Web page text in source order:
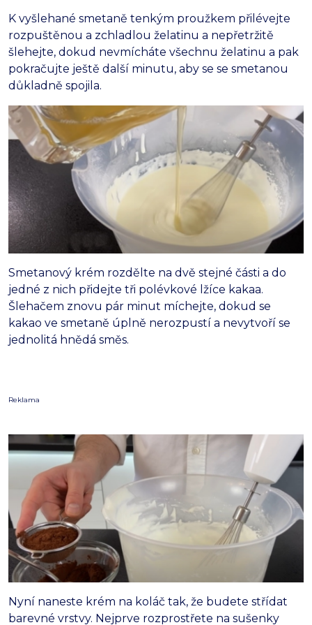
K vyšlehané smetaně tenkým proužkem přilévejte
rozpuštěnou a zchladlou želatinu a nepřetržitě
šlehejte, dokud nevmícháte všechnu želatinu a pak
pokračujte ještě další minutu, aby se se smetanou
důkladně spojila.
Smetanový krém rozdělte na dvě stejné části a do
jedné z nich přidejte tři polévkové lžíce kakaa.
Šlehačem znovu pár minut míchejte, dokud se
kakao ve smetaně úplně nerozpustí a nevytvoří se
jednolitá hnědá směs.
Reklama
Nyní naneste krém na koláč tak, že budete střídat
barevné vrstvy. Nejprve rozprostřete na sušenky